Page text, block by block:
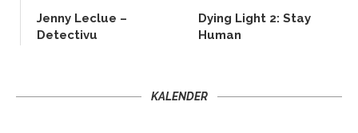
Jenny Leclue –
Detectivu
Dying Light 2: Stay
Human
KALENDER